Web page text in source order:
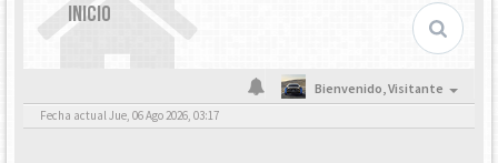
INICIO
Bienvenido,Visitante
Fecha actual Jue, 06 Ago 2026, 03:17